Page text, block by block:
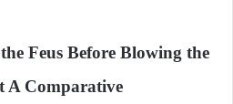
Feus Before Blowing the
A Comparative